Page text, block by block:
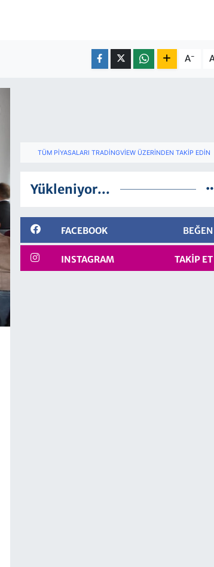
A-
TÜM PIYASALARI TRADINGVIEW ÜZERINDEN TAKIP EDIN
Yükleniyor...
FACEBOOK BEĞEN
INSTAGRAM TAKIP ET